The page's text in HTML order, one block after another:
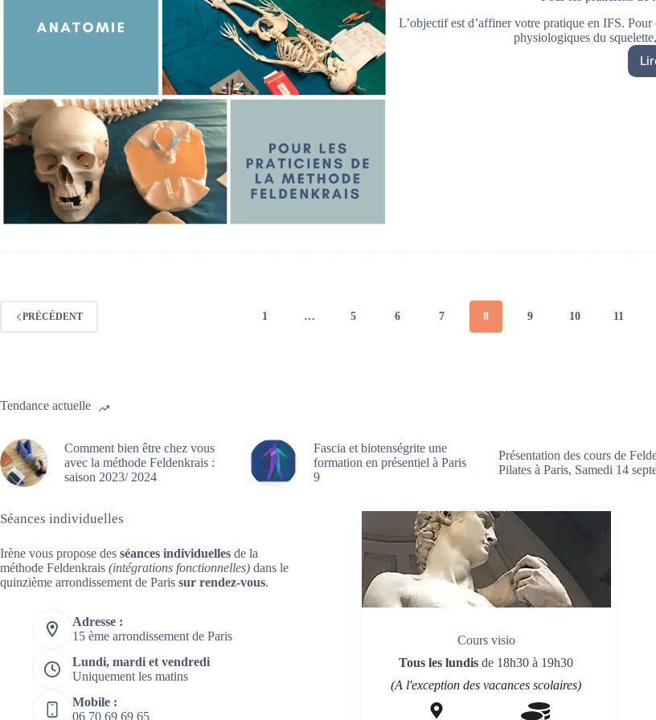
L’objectif est d’affiner votre pratique en IFS.
physiologiques du
PRÉCÉDENT 1 … 5 6 7 8 9 10 11
Tendance actuelle
Comment bien être chez vous
avec la méthode Feldenkrais :
saison 2023/ 2024
Fascia et biotenségrite une
formation en présentiel à Paris
9
Présentation des cours de
Pilates à Paris, Samedi 14
Séances individuelles
Irène vous propose des séances individuelles de la
méthode Feldenkrais (intégrations fonctionnelles) dans le
quinzième arrondissement de Paris sur rendez-vous.
Adresse :
15 ème arrondissement de Paris
Lundi, mardi et vendredi
Uniquement les matins
Mobile :
06 70 69 69 65
Cours visio
Tous les lundis de 18h30 à 19h30
(A l'exception des vacances scolaires)